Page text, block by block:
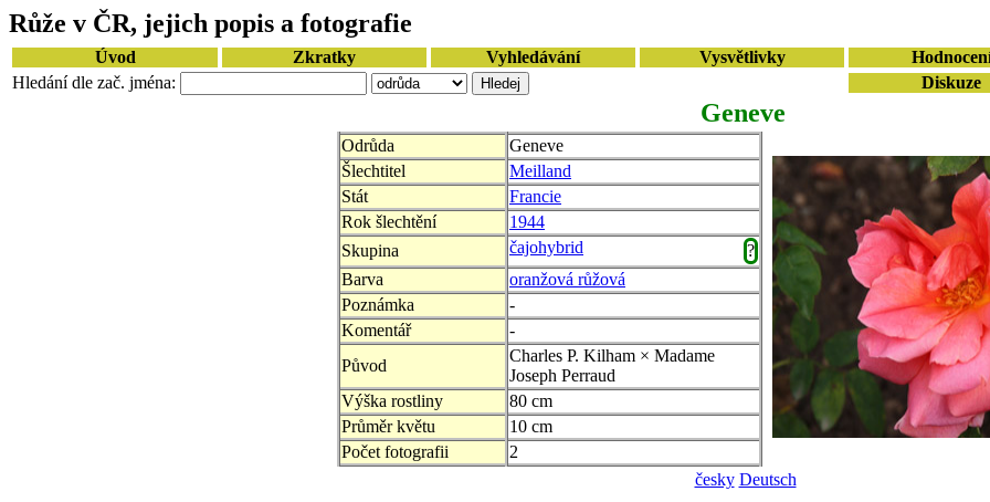
Růže v ČR, jejich popis a fotografie
Úvod Zkratky Vyhledávání Vysvětlivky
Hledání dle zač. jména:
Diskuze
Geneve
Odrůda
Geneve
Šlechtitel
Meilland
Stát
Francie
Rok šlechtění
1944
Skupina
čajohybrid
?
Barva
oranžová růžová
Poznámka
-
Komentář
-
Původ
Charles P. Kilham × Madame
Joseph Perraud
Výška rostliny
80 cm
Průměr květu
10 cm
Počet fotografii
2
česky Deutsch